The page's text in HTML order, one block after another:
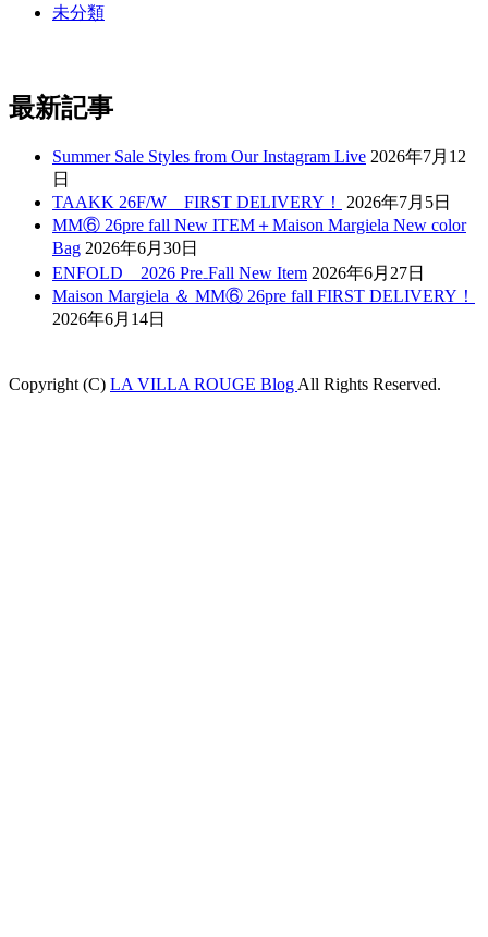
未分類
最新記事
Summer Sale Styles from Our Instagram Live 2026年7月12
日
TAAKK 26F/W FIRST DELIVERY！
2026年7月5日
MM⑥ 26pre fall New ITEM＋Maison Margiela New color
Bag 2026年6月30日
ENFOLD 2026 Pre₋Fall New Item 2026年6月27日
Maison Margiela ＆ MM⑥ 26pre fall FIRST DELIVERY！
2026年6月14日
Copyright (C) LA VILLA ROUGE BlogAll Rights Reserved.